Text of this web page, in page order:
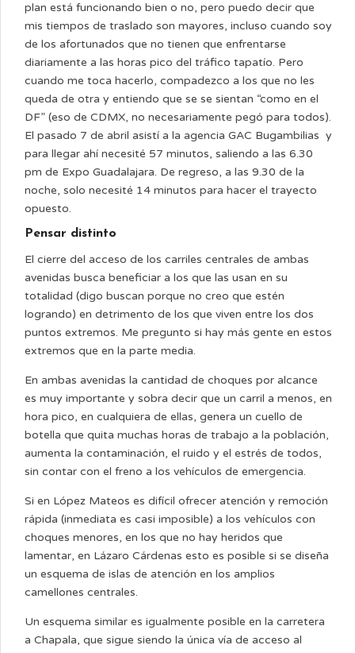
plan está funcionando bien o no, pero puedo decir que
mis tiempos de traslado son mayores, incluso cuando soy
de los afortunados que no tienen que enfrentarse
diariamente a las horas pico del tráfico tapatío. Pero
cuando me toca hacerlo, compadezco a los que no les
queda de otra y entiendo que se se sientan “como en el
DF” (eso de CDMX, no necesariamente pegó para todos).
El pasado 7 de abril asistí a la agencia GAC Bugambilias y
para llegar ahí necesité 57 minutos, saliendo a las 6.30
pm de Expo Guadalajara. De regreso, a las 9.30 de la
noche, solo necesité 14 minutos para hacer el trayecto
opuesto.
Pensar distinto
El cierre del acceso de los carriles centrales de ambas
avenidas busca beneficiar a los que las usan en su
totalidad (digo buscan porque no creo que estén
logrando) en detrimento de los que viven entre los dos
puntos extremos. Me pregunto si hay más gente en estos
extremos que en la parte media.
En ambas avenidas la cantidad de choques por alcance
es muy importante y sobra decir que un carril a menos, en
hora pico, en cualquiera de ellas, genera un cuello de
botella que quita muchas horas de trabajo a la población,
aumenta la contaminación, el ruido y el estrés de todos,
sin contar con el freno a los vehículos de emergencia.
Si en López Mateos es difícil ofrecer atención y remoción
rápida (inmediata es casi imposible) a los vehículos con
choques menores, en los que no hay heridos que
lamentar, en Lázaro Cárdenas esto es posible si se diseña
un esquema de islas de atención en los amplios
camellones centrales.
Un esquema similar es igualmente posible en la carretera
a Chapala, que sigue siendo la única vía de acceso al